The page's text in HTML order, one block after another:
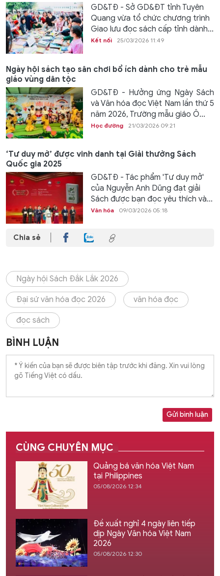
GD&TĐ - Sở GD&ĐT tỉnh Tuyên
Quang vừa tổ chức chương trình
Giao lưu đọc sách cấp tỉnh dành...
Kết nối 25/03/2026 11:49
Ngày hội sách tạo sân chơi bổ ích dành cho trẻ mẫu
giáo vùng dân tộc
GD&TĐ - Hưởng ứng Ngày Sách
và Văn hóa đọc Việt Nam lần thứ 5
năm 2026, Trường mẫu giáo Ô...
Học đường 21/03/2026 09:21
‘Tư duy mở’ được vinh danh tại Giải thưởng Sách
Quốc gia 2025
GD&TĐ - Tác phẩm 'Tư duy mở'
của Nguyễn Anh Dũng đạt giải
Sách được bạn đọc yêu thích và...
Văn hóa 09/03/2026 05:18
Chia sẻ
Ngày hội Sách Đắk Lắk 2026
Đại sứ văn hóa đọc 2026 văn hóa đọc
đọc sách
BÌNH LUẬN
Gửi bình luận
CÙNG CHUYÊN MỤC
Quảng bá văn hóa Việt Nam
tại Philippines
05/08/2026 12:34
Đề xuất nghỉ 4 ngày liên tiếp
dịp Ngày Văn hóa Việt Nam
2026
05/08/2026 12:30